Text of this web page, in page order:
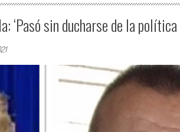
‘Pasó sin ducharse de la